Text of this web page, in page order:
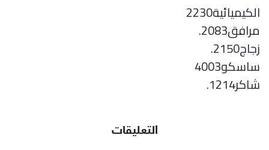
الكيميائية2230
مرافق2083.
زجاج2150.
ساسکو4003
شاکر1214.
التعليقات